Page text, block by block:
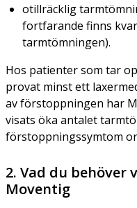
otillräcklig
fortfarande finns
tarmtömningen).
Hos patienter som tar
provat minst ett
av förstoppningen har
visats öka antalet
förstoppningssymtom
2. Vad du
Moventig